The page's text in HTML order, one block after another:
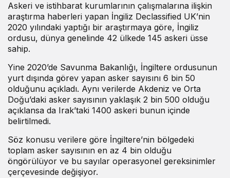
Askeri ve istihbarat kurumlarının çalışmalarına ilişkin
araştırma haberleri yapan İngiliz Declassified UK’nin
2020 yılındaki yaptığı bir araştırmaya göre, İngiliz
ordusu, dünya genelinde 42 ülkede 145 askeri üsse
sahip.
Yine 2020’de Savunma Bakanlığı, İngiltere ordusunun
yurt dışında görev yapan asker sayısını 6 bin 50
olduğunu açıkladı. Aynı verilerde Akdeniz ve Orta
Doğu’daki asker sayısının yaklaşık 2 bin 500 olduğu
açıklansa da Irak’taki 1400 askeri bunun içinde
belirtilmedi.
Söz konusu verilere göre İngiltere’nin bölgedeki
toplam asker sayısının en az 4 bin olduğu
öngörülüyor ve bu sayılar operasyonel gereksinimler
çerçevesinde değişiyor.